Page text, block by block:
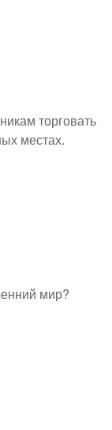
торговать
местах.
мир?